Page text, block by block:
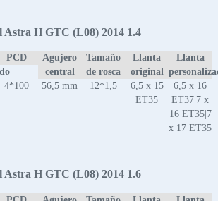
Astra H GTC (L08) 2014 1.4
PCD
Agujero
central
Tamaño
de rosca
Llanta
original
Llanta
4*100 56,5 mm 12*1,5
6,5 x 15
ET35
6,5 x 16
ET37|7 x
16 ET35|7
x 17 ET35
Astra H GTC (L08) 2014 1.6